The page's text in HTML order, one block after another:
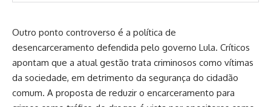
Outro ponto controverso é a política de
desencarceramento defendida pelo governo Lula. Críticos
apontam que a atual gestão trata criminosos como vítimas
da sociedade, em detrimento da segurança do cidadão
comum. A proposta de reduzir o encarceramento para